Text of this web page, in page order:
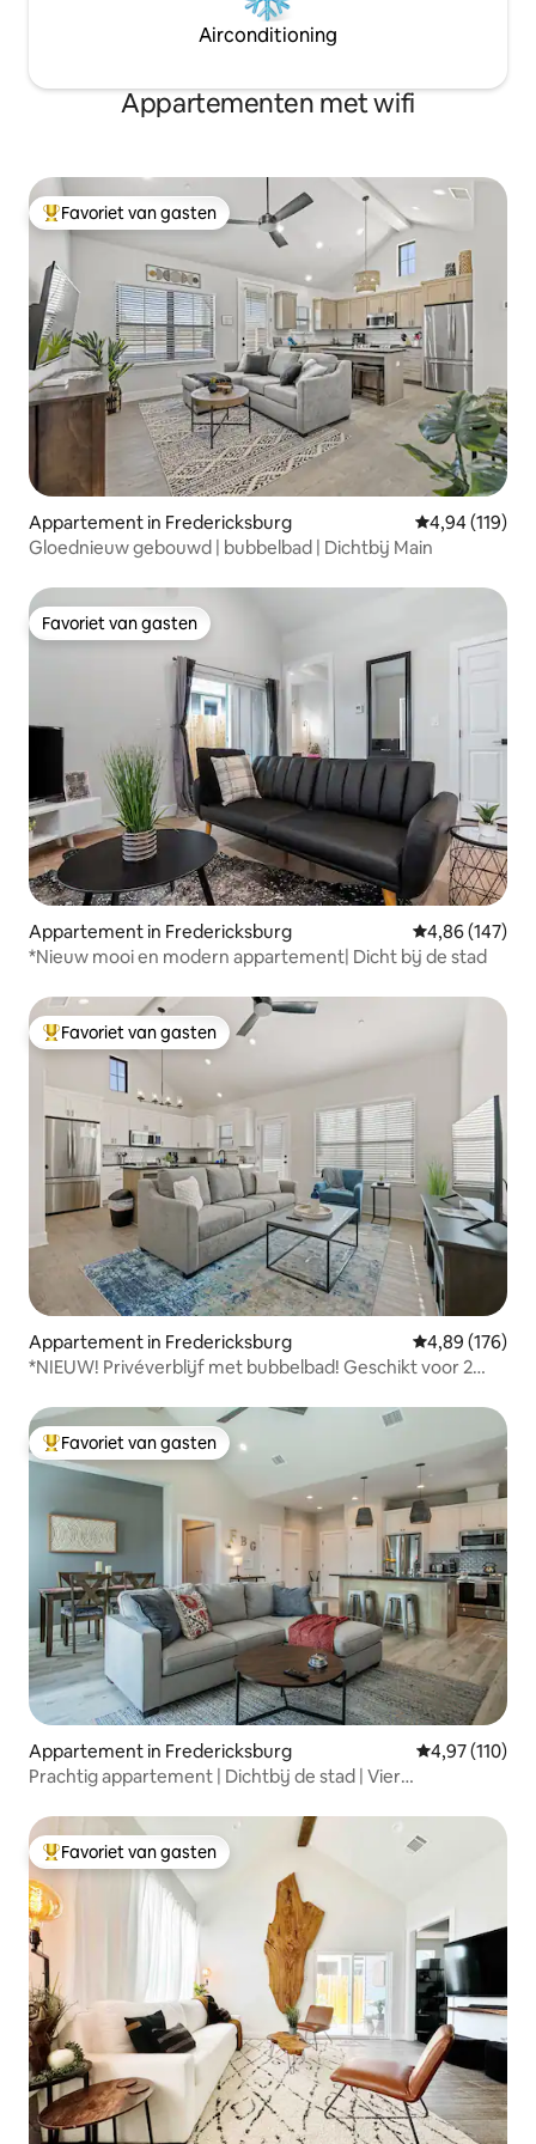
Airconditioning
Appartementen met wifi
Topfavoriet van gasten
Favoriet van gasten
Appartement in Fredericksburg Gemiddelde
4,94 (119)
Gloednieuw gebouwd | bubbelbad | Dichtbij Main
Favoriet van gasten
Favoriet van gasten
Appartement in Fredericksburg Gemiddelde
4,86 (147)
*Nieuw mooi en modern appartement| Dicht bij de stad
Topfavoriet van gasten
Favoriet van gasten
Appartement in Fredericksburg Gemiddelde
4,89 (176)
*NIEUW! Privéverblijf met bubbelbad! Geschikt voor 2
Topfavoriet van gasten
Favoriet van gasten
Appartement in Fredericksburg Gemiddelde
4,97 (110)
Prachtig appartement | Dichtbij de stad | Vier
Topfavoriet van gasten
Favoriet van gasten